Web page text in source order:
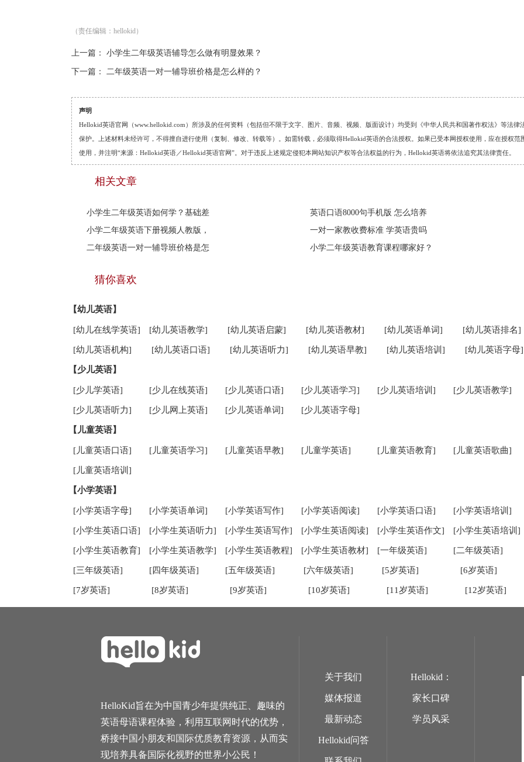
（责任编辑：hellokid）
上一篇： 小学生二年级英语辅导怎么做有明显效果？
下一篇： 二年级英语一对一辅导班价格是怎么样的？
声明
Hellokid英语官网（www.hellokid.com）所涉及的任何资料（包括但不限于文字、图片、音频、视频、版面设计）均受到《中华人民共和国著作权法》等法律
保护。上述材料未经许可，不得擅自进行使用（复制、修改、转载等）。如需转载，必须取得Hellokid英语的合法授权。如果已受本网授权使用，应在授权范
使用，并注明“来源：Hellokid英语／Hellokid英语官网”。对于违反上述规定侵犯本网站知识产权等合法权益的行为，Hellokid英语将依法追究其法律责任。
相关文章
小学生二年级英语如何学？基础差
英语口语8000句手机版 怎么培养
小学二年级英语下册视频人教版，
一对一家教收费标准 学英语贵吗
二年级英语一对一辅导班价格是怎
小学二年级英语教育课程哪家好？
猜你喜欢
【幼儿英语】
[幼儿在线学英语] [幼儿英语教学] [幼儿英语启蒙] [幼儿英语教材] [幼儿英语单词] [幼儿英语排名]
[幼儿英语机构] [幼儿英语口语] [幼儿英语听力] [幼儿英语早教] [幼儿英语培训] [幼儿英语字母]
【少儿英语】
[少儿学英语] [少儿在线英语] [少儿英语口语] [少儿英语学习] [少儿英语培训] [少儿英语教学]
[少儿英语听力] [少儿网上英语] [少儿英语单词] [少儿英语字母]
【儿童英语】
[儿童英语口语] [儿童英语学习] [儿童英语早教] [儿童学英语] [儿童英语教育] [儿童英语歌曲]
[儿童英语培训]
【小学英语】
[小学英语字母] [小学英语单词] [小学英语写作] [小学英语阅读] [小学英语口语] [小学英语培训]
[小学生英语口语] [小学生英语听力] [小学生英语写作] [小学生英语阅读] [小学生英语作文] [小学生英语培训]
[小学生英语教育] [小学生英语教学] [小学生英语教程] [小学生英语教材] [一年级英语] [二年级英语]
[三年级英语] [四年级英语] [五年级英语] [六年级英语] [5岁英语] [6岁英语]
[7岁英语] [8岁英语] [9岁英语] [10岁英语] [11岁英语] [12岁英语]
HelloKid旨在为中国青少年提供纯正、趣味的
英语母语课程体验，利用互联网时代的优势，
桥接中国小朋友和国际优质教育资源，从而实
现培养具备国际化视野的世界小公民！
关于我们
媒体报道
最新动态
Hellokid问答
Hellokid：
家长口碑
学员风采